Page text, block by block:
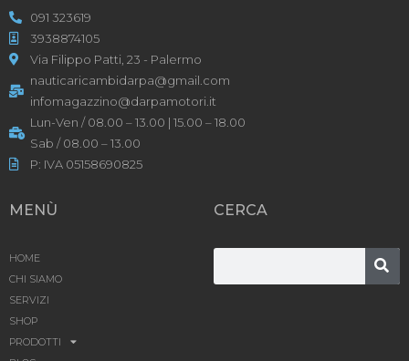
091 323619
3938874105
Via Filippo Patti, 23 - Palermo
nauticaricambidarpa@gmail.com
infomagazzino@darpamotori.it
Lun-Ven / 08.00 – 13.00 | 15.00 – 18.00
Sab / 08.00 – 13.00
P: IVA 05158690825
MENÙ
HOME
CHI SIAMO
SERVIZI
SHOP
PRODOTTI
CERCA